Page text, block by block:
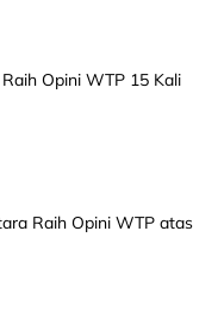
Opini WTP 15 Kali
Raih Opini WTP atas